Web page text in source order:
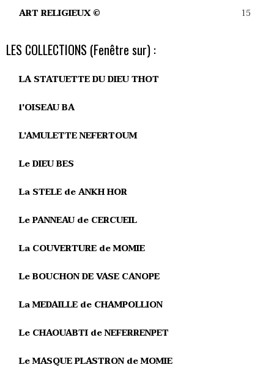
ART RELIGIEUX © 15
LES COLLECTIONS (Fenêtre sur) :
LA STATUETTE DU DIEU THOT
l'OISEAU BA
L'AMULETTE NEFERTOUM
Le DIEU BES
La STELE de ANKH HOR
Le PANNEAU de CERCUEIL
La COUVERTURE de MOMIE
Le BOUCHON DE VASE CANOPE
La MEDAILLE de CHAMPOLLION
Le CHAOUABTI de NEFERRENPET
Le MASQUE PLASTRON de MOMIE